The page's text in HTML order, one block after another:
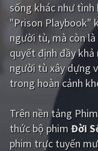
Giật gân
Bí ẩn
Viễn Tây
GameShow
QUỐC GIA
Âu - Mỹ
sống khác như tình
"Prison Playbook"
người tù, mà còn
quyết định đầy
người tù xây dựng
trong hoàn cảnh
Trên nền tảng
thức bộ phim Đời
phim trực tuyến